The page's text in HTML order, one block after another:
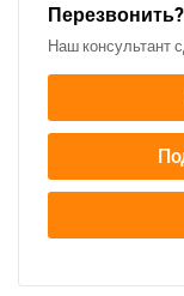
Перезвонить?
Наш консультант
За відсутності
(093) 600-51-11